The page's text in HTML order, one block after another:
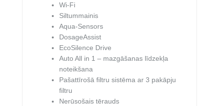
Wi-Fi
Siltummainis
Aqua-Sensors
DosageAssist
EcoSilence Drive
Auto All in 1 – mazgāšanas līdzekļa
noteikšana
Pašattīrošā filtru sistēma ar 3 pakāpju
filtru
Nerūsošais tērauds